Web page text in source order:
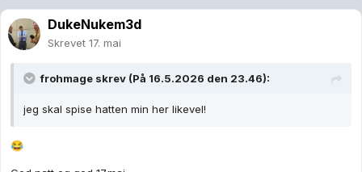
DukeNukem3d
Skrevet 17. mai
frohmage skrev (På 16.5.2026 den 23.46):
jeg skal spise hatten min her likevel!
😂